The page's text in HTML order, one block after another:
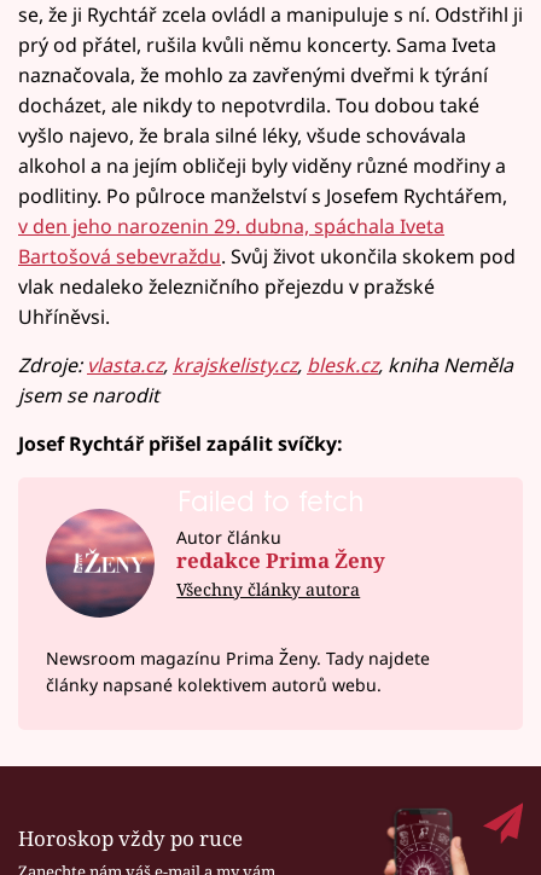
se, že ji Rychtář zcela ovládl a manipuluje s ní. Odstřihl ji
prý od přátel, rušila kvůli němu koncerty. Sama Iveta
naznačovala, že mohlo za zavřenými dveřmi k týrání
docházet, ale nikdy to nepotvrdila. Tou dobou také
vyšlo najevo, že brala silné léky, všude schovávala
alkohol a na jejím obličeji byly viděny různé modřiny a
podlitiny. Po půlroce manželství s Josefem Rychtářem,
v den jeho narozenin 29. dubna, spáchala Iveta
Bartošová sebevraždu. Svůj život ukončila skokem pod
vlak nedaleko železničního přejezdu v pražské
Uhříněvsi.
Zdroje: vlasta.cz, krajskelisty.cz, blesk.cz, kniha Neměla
jsem se narodit
Josef Rychtář přišel zapálit svíčky:
Failed to fetch
Autor článku
redakce Prima Ženy
Všechny články autora
Newsroom magazínu Prima Ženy. Tady najdete
články napsané kolektivem autorů webu.
Horoskop vždy po ruce